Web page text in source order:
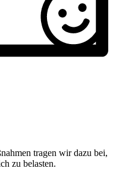
tragen wir dazu bei,
zu belasten.